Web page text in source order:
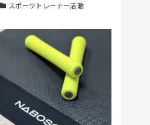
スポーツトレーナー活動